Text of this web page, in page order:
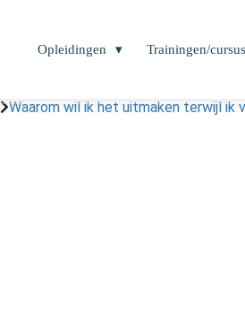
Opleidingen Trainingen/
Waarom wil ik het uitmaken terwijl ik